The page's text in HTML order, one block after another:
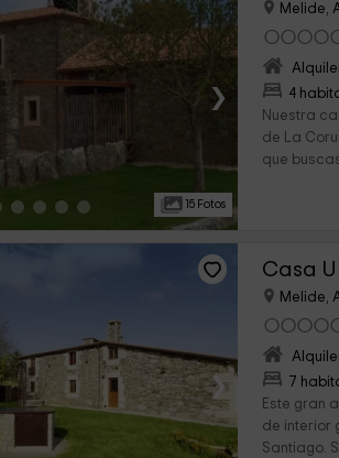
›
15 Fotos
Melide,
4
Nuestra
de La
que
›
Casa
Melide,
7
Este gran
de interior
Santiago.